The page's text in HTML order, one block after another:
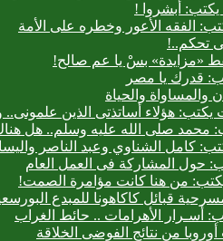
أبشروا !
الفقه الأعور وخطره على الأمة
تحكم..!
قدرك يا مصر
والمساواة والحياة
هؤلاء أساتذتى الذين علمونى..
محمد صلى الله عليه وسلم.. هل
كامل الشناوي وعبد الناصر
حول المشاركة فى العمل العام
من هنا كانت مؤامرة الصمت!
مسرحية قبائل كاكاهونا للمبدع
أسـرار الأهرامات .. حائط الغراب
من نتائج الفوضى الخلاقة